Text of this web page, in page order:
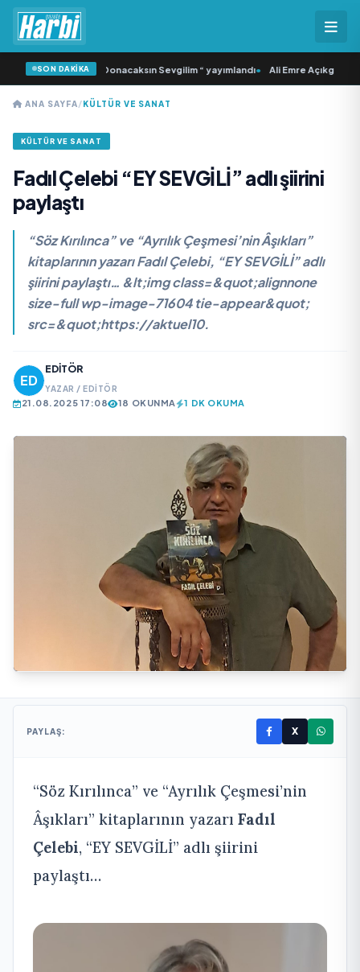
SON DAKİKA
‘dan İkinci Tekli “Donacaksın Sevgilim “ yayımlandı• Ali Emre Açıkgöz
ANA SAYFA/KÜLTÜR VE SANAT
KÜLTÜR VE SANAT
Fadıl Çelebi “EY SEVGİLİ” adlı şiirini
paylaştı
“Söz Kırılınca” ve “Ayrılık Çeşmesi’nin Âşıkları”
kitaplarının yazarı Fadıl Çelebi, “EY SEVGİLİ” adlı
şiirini paylaştı… &lt;img class=&quot;alignnone
size-full wp-image-71604 tie-appear&quot;
src=&quot;https://aktuel10.
EDITÖR
YAZAR / EDITÖR
21.08.2025 17:08 18 OKUNMA 1 DK OKUMA
PAYLAŞ: X
“Söz Kırılınca” ve “Ayrılık Çeşmesi’nin
Âşıkları” kitaplarının yazarı Fadıl
Çelebi, “EY SEVGİLİ” adlı şiirini
paylaştı…